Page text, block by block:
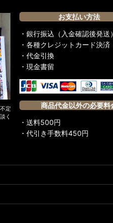
定
く
お支払い方法
・銀行振込（入金確認後発送
・各種クレジットカード決済
・代金引換
・現金書留
商品代金以外の必要料
・送料500円
・代引き手数料450円